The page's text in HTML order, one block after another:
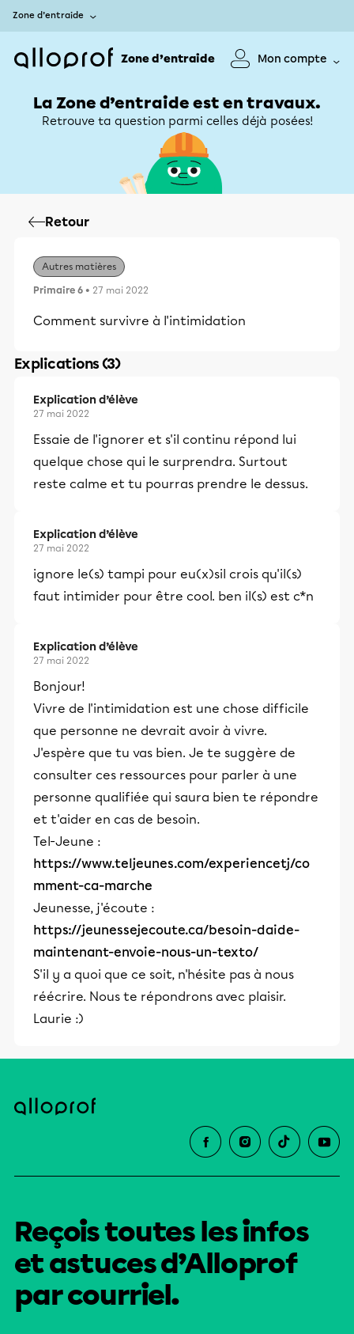
Zone d’entraide
Zone d’entraide Mon compte
La Zone d’entraide est en travaux.
Retrouve ta question parmi celles déjà posées!
Retour
Autres matières
Primaire 6 • 27 mai 2022
Comment survivre à l'intimidation
Explications (3)
Explication d’élève
27 mai 2022
Essaie de l'ignorer et s'il continu répond lui
quelque chose qui le surprendra. Surtout
reste calme et tu pourras prendre le dessus.
Explication d’élève
27 mai 2022
ignore le(s) tampi pour eu(x)sil crois qu'il(s)
faut intimider pour être cool. ben il(s) est c*n
Explication d’élève
27 mai 2022
Bonjour!
Vivre de l'intimidation est une chose difficile
que personne ne devrait avoir à vivre.
J'espère que tu vas bien. Je te suggère de
consulter ces ressources pour parler à une
personne qualifiée qui saura bien te répondre
et t'aider en cas de besoin.
Tel-Jeune :
https://www.teljeunes.com/experiencetj/co
mment-ca-marche
Jeunesse, j'écoute :
https://jeunessejecoute.ca/besoin-daide-
maintenant-envoie-nous-un-texto/
S'il y a quoi que ce soit, n'hésite pas à nous
réécrire. Nous te répondrons avec plaisir.
Laurie :)
Reçois toutes les infos
et astuces d’Alloprof
par courriel.